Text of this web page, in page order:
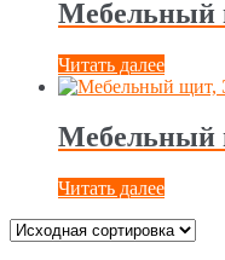
Мебельный
Читать далее
Мебельный
Читать далее